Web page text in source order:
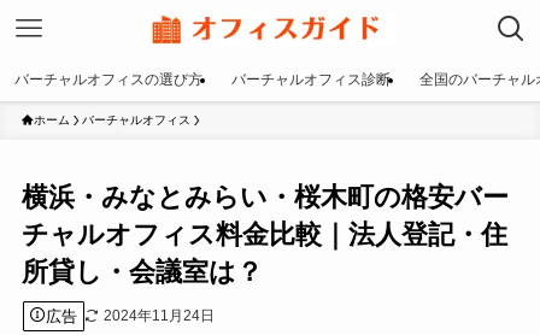
バーチャルオフィスの選び方 バーチャルオフィス診断 全国のバーチャル
ホーム バーチャルオフィス
横浜・みなとみらい・桜木町の格安バー
チャルオフィス料金比較｜法人登記・住
所貸し・会議室は？
広告 2024年11月24日